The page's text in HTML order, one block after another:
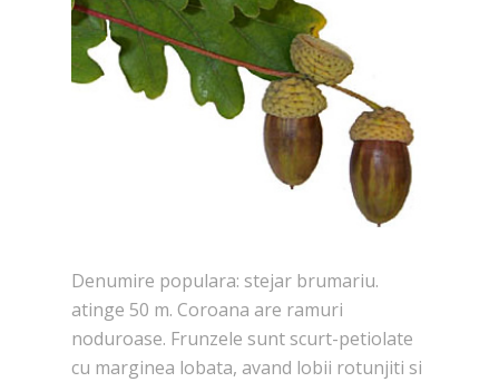
Denumire populara: stejar brumariu.
atinge 50 m. Coroana are ramuri
noduroase. Frunzele sunt scurt-petiolate
cu marginea lobata, avand lobii rotunjiti si